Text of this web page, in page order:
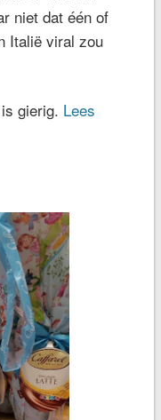
niet dat één of
Italië viral zou
gierig. Lees